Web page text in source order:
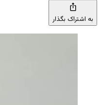
به اشتراک بگذار